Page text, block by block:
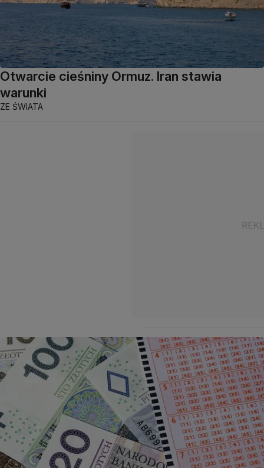
Otwarcie cieśniny Ormuz. Iran stawia
warunki
ZE ŚWIATA